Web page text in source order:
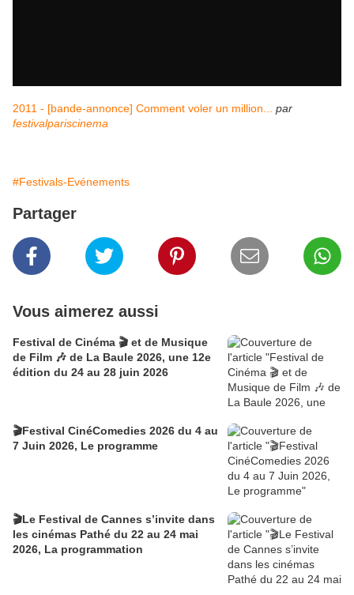
2011 - [bande-annonce] Comment voler un million...
par
festivalpariscinema
#Festivals-Evénements
Partager
Vous aimerez aussi
Festival de Cinéma 🎬 et de Musique
de Film 🎶 de La Baule 2026, une 12e
édition du 24 au 28 juin 2026
🎬Festival CinéComedies 2026 du 4 au
7 Juin 2026, Le programme
🎬Le Festival de Cannes s’invite dans
les cinémas Pathé du 22 au 24 mai
2026, La programmation